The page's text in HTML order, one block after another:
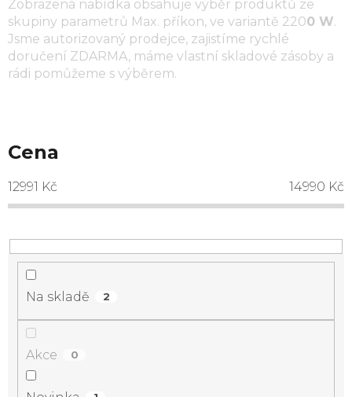
Zobrazená nabídka obsahuje výběr produktů ze
skupiny parametrů Max. příkon, ve variantě 2200 W.
Jsme autorizovaný prodejce, zajistíme rychlé
doručení ZDARMA, máme vlastní skladové zásoby a
rádi pomůžeme s výběrem.
Cena
12991 Kč 14990 Kč
Na skladě 2
Akce 0